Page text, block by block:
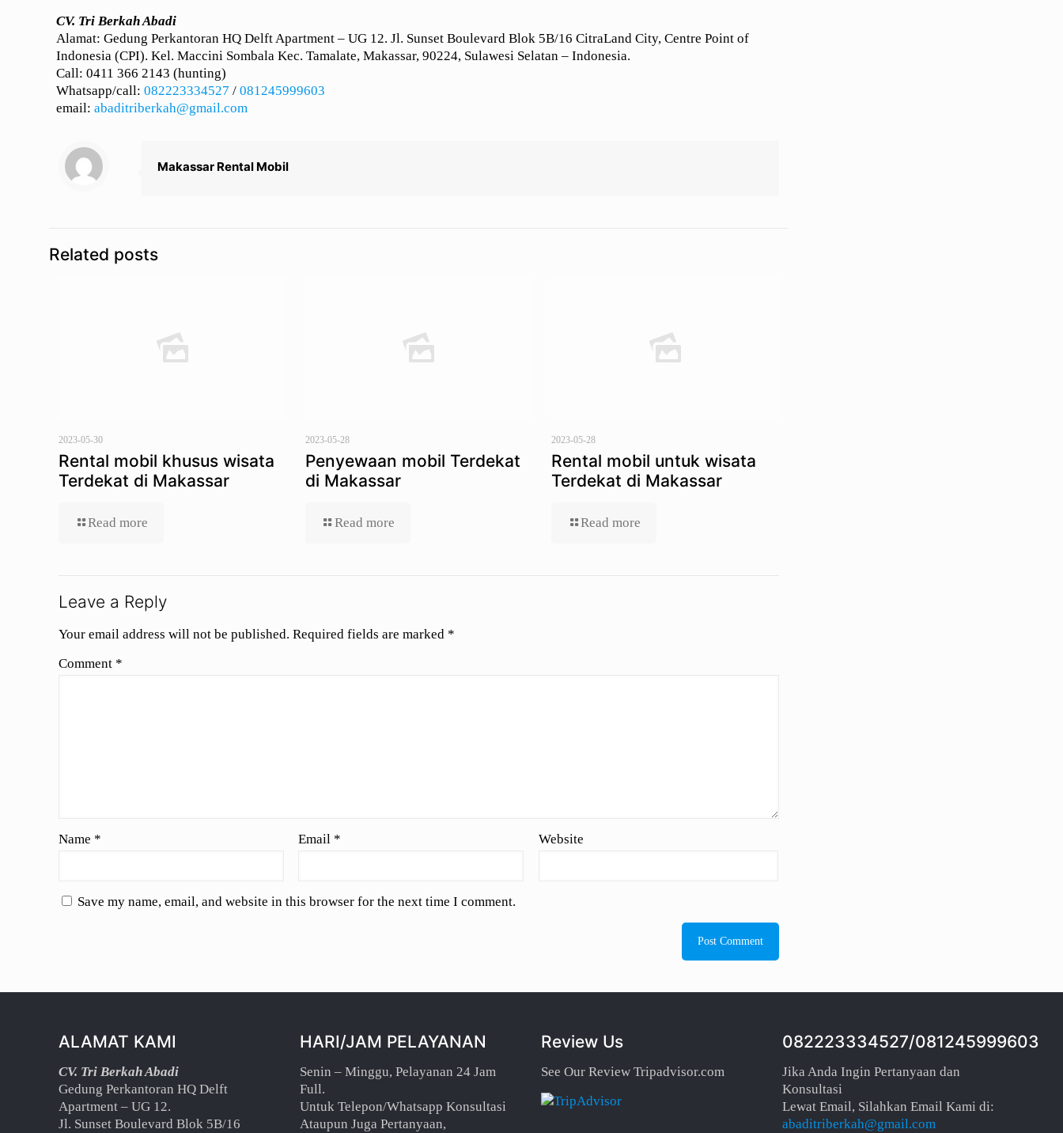
CV. Tri Berkah Abadi
Alamat: Gedung Perkantoran HQ Delft Apartment – UG 12. Jl. Sunset Boulevard Blok 5B/16 CitraLand City, Centre Point of
Indonesia (CPI). Kel. Maccini Sombala Kec. Tamalate, Makassar, 90224, Sulawesi Selatan – Indonesia.
Call: 0411 366 2143 (hunting)
Whatsapp/call:082223334527 /081245999603
email:abaditriberkah@gmail.com
Makassar Rental Mobil
Related posts
2023-05-30
Rental mobil khusus wisata
Terdekat di Makassar
Read more
2023-05-28
Penyewaan mobil Terdekat
di Makassar
Read more
2023-05-28
Rental mobil untuk wisata
Terdekat di Makassar
Read more
Leave a Reply
Your email address will not be published. Required fields are marked *
Comment *
Name * Email * Website
Save my name, email, and website in this browser for the next time I comment.
ALAMAT KAMI
CV. Tri Berkah Abadi
Gedung Perkantoran HQ Delft
Apartment – UG 12.
Jl. Sunset Boulevard Blok 5B/16
HARI/JAM PELAYANAN
Senin – Minggu, Pelayanan 24 Jam
Full.
Untuk Telepon/Whatsapp Konsultasi
Ataupun Juga Pertanyaan,
Review Us
See Our Review Tripadvisor.com
082223334527/081245999603
Jika Anda Ingin Pertanyaan dan
Konsultasi
Lewat Email, Silahkan Email Kami di:
abaditriberkah@gmail.com